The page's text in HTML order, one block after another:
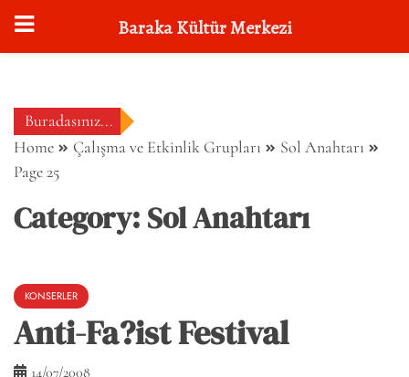
contentBuradasınız...
Home
Çalışma ve Etkinlik Grupları
Sol Anahtarı
Page 25
Category: Sol Anahtarı
KONSERLER
Anti-Fa?ist Festival
14/07/2008
Baraka Kültür Merkezi